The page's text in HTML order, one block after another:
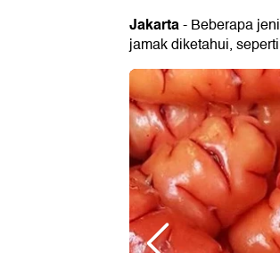
Jakarta- Beberapa
jamak diketahui,